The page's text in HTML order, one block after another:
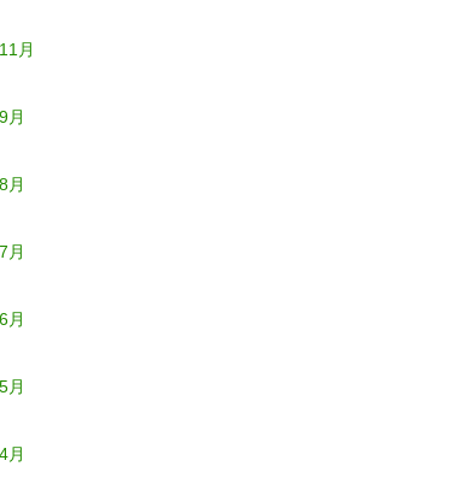
月
月
月
月
月
月
月